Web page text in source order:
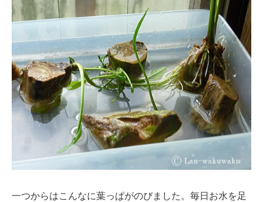
一つからはこんなに葉っぱがのびました。毎日お水を足